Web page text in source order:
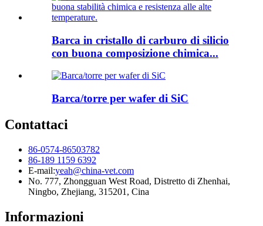
Barca in cristallo di carburo di silicio
con buona composizione chimica...
Barca/torre per wafer di SiC
Contattaci
86-0574-86503782
86-189 1159 6392
E-mail:yeah@china-vet.com
No. 777, Zhongguan West Road, Distretto di Zhenhai,
Ningbo, Zhejiang, 315201, Cina
Informazioni